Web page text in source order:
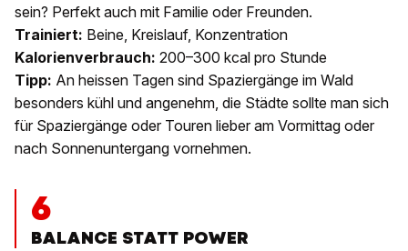
sein? Perfekt auch mit Familie oder Freunden.
Trainiert: Beine, Kreislauf, Konzentration
Kalorienverbrauch: 200–300 kcal pro Stunde
Tipp: An heissen Tagen sind Spaziergänge im Wald
besonders kühl und angenehm, die Städte sollte man sich
für Spaziergänge oder Touren lieber am Vormittag oder
nach Sonnenuntergang vornehmen.
6
BALANCE STATT POWER